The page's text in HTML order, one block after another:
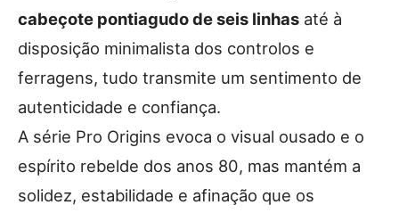
cabeçote pontiagudo de seis linhas até à
disposição minimalista dos controlos e
ferragens, tudo transmite um sentimento de
autenticidade e confiança.
A série Pro Origins evoca o visual ousado e o
espírito rebelde dos anos 80, mas mantém a
solidez, estabilidade e afinação que os